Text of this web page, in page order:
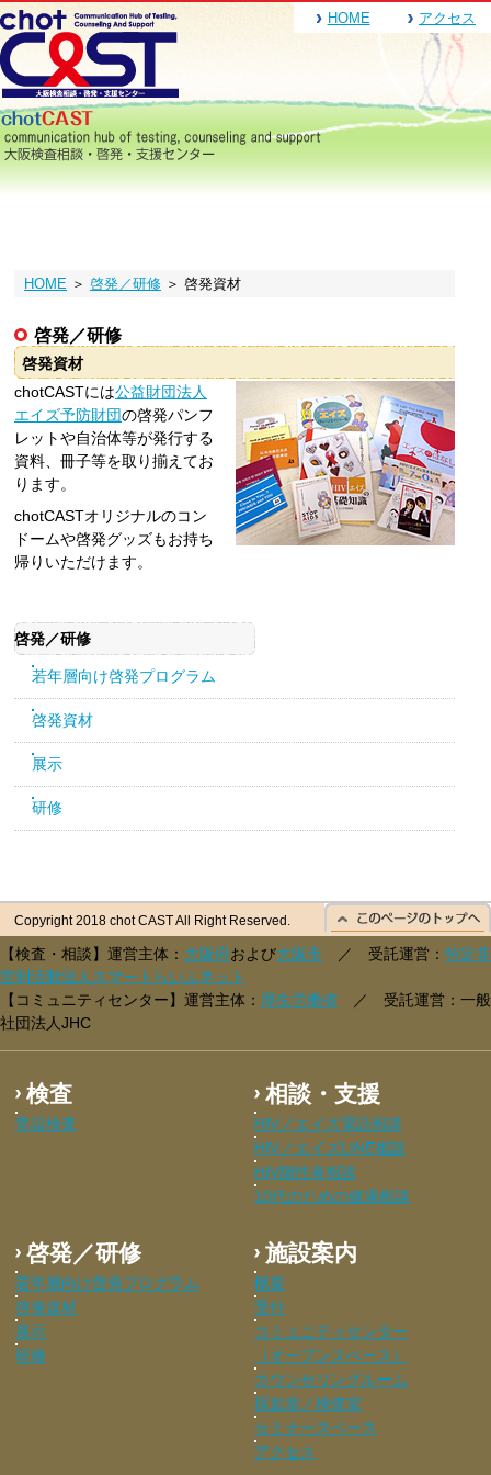
HOME アクセス
HOME ＞ 啓発／研修 ＞ 啓発資材
啓発／研修
啓発資材
chotCASTには公益財団法人
エイズ予防財団の啓発パンフ
レットや自治体等が発行する
資料、冊子等を取り揃えてお
ります。
chotCASTオリジナルのコン
ドームや啓発グッズもお持ち
帰りいただけます。
啓発／研修
若年層向け啓発プログラム
啓発資材
展示
研修
Copyright 2018 chot CAST All Right Reserved.
【検査・相談】運営主体： 大阪府および大阪市 ／ 受託運営： 特定非
営利活動法人スマートらいふネット
【コミュニティセンター】運営主体： 厚生労働省 ／ 受託運営：一般
社団法人JHC
検査
常設検査
相談・支援
HIV／エイズ電話相談
HIV／エイズLINE相談
HIV陽性者相談
10代のための健康相談
啓発／研修
若年層向け啓発プログラム
啓発資材
展示
研修
施設案内
概要
受付
コミュニティセンター
（オープンスペース）
カウンセリングルーム
採血室／検査室
セミナースペース
アクセス